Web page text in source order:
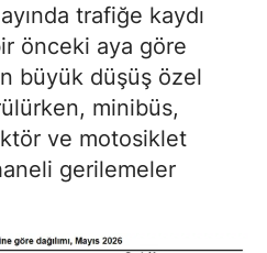
trafiğe kaydı
önceki aya göre
büyük düşüş özel
minibüs,
ve motosiklet
gerilemeler